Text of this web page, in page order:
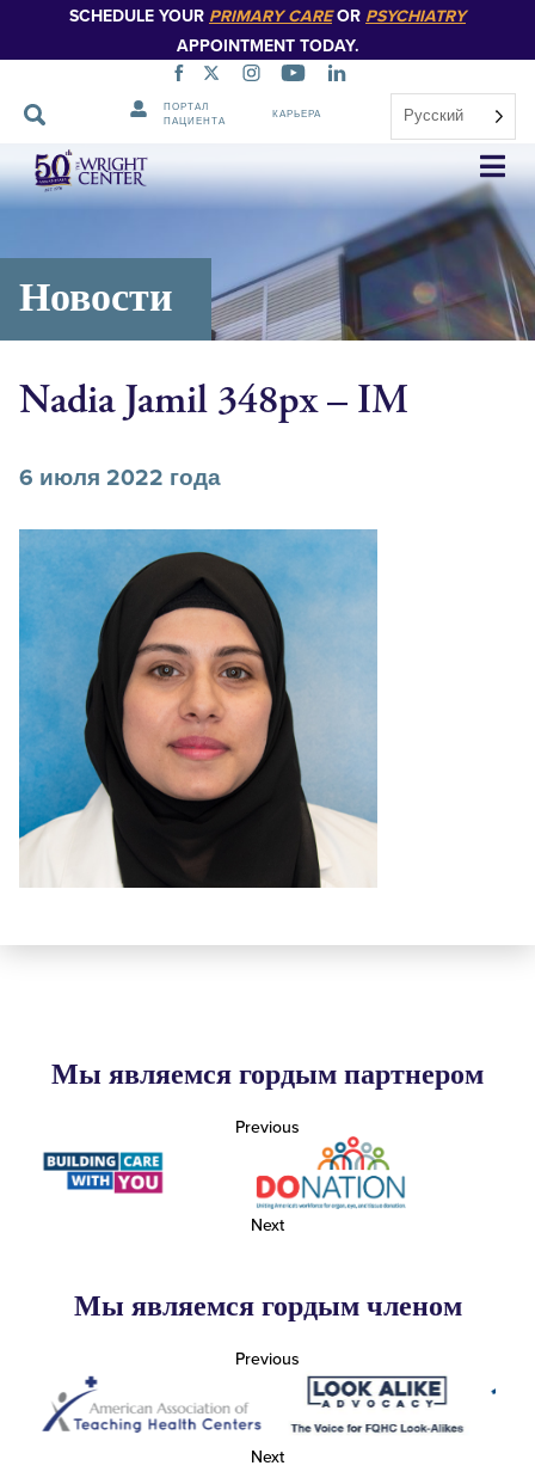
SCHEDULE YOUR PRIMARY CAREOR PSYCHIATRY
APPOINTMENT TODAY.
ПОРТАЛ
ПАЦИЕНТА
КАРЬЕРА Русский
Пропустить
навигацию
Новости
Nadia Jamil 348px – IM
6 июля 2022 года
Мы являемся гордым партнером
Previous
Next
Мы являемся гордым членом
Previous
Next